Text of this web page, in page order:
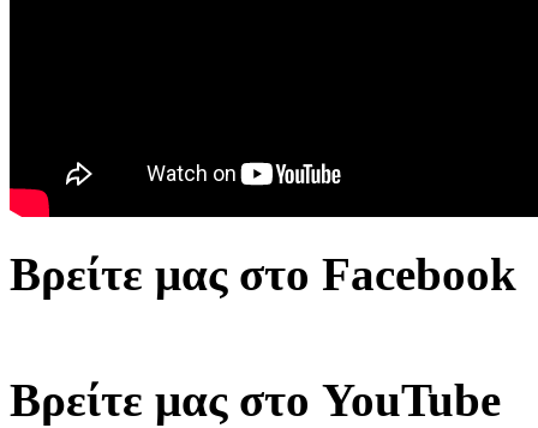
Βρείτε μας στο Facebook
Βρείτε μας στο YouTube